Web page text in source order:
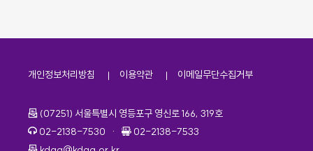
개인정보처리방침 이용약관 이메일무단수집거부
주소
(07251) 서울특별시 영등포구 영신로 166, 319호
전화번호
02-2138-7530 · 팩스번호
02-2138-7533